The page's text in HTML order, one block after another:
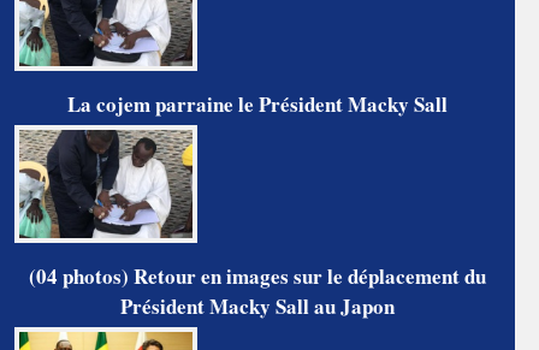
La cojem parraine le Président Macky Sall
(04 photos) Retour en images sur le déplacement du
Président Macky Sall au Japon